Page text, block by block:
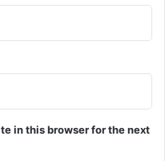
in this browser for the next